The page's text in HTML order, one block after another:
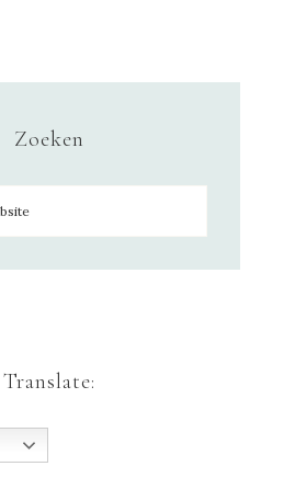
Zoeken
Translate: